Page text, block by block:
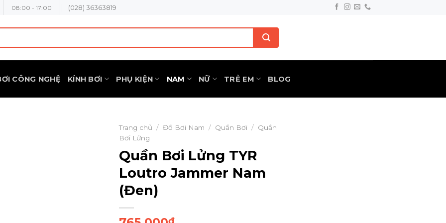
08:00 - 17:00 (028) 36363819
CÔNG NGHỆ KÍNH BƠI PHỤ KIỆN NAM NỮ TRẺ EM BLOG
Trang chủ / Đồ Bơi Nam / Quần Bơi / Quần
Bơi Lửng
Quần Bơi Lửng TYR
Loutro Jammer Nam
(Đen)